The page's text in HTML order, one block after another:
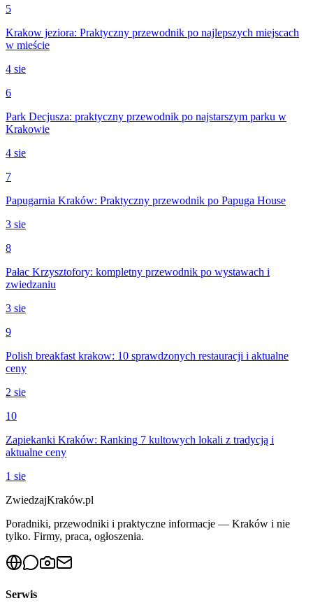
5
Krakow jeziora: Praktyczny przewodnik po najlepszych miejscach
w mieście
4 sie
6
Park Decjusza: praktyczny przewodnik po najstarszym parku w
Krakowie
4 sie
7
Papugarnia Kraków: Praktyczny przewodnik po Papuga House
3 sie
8
Pałac Krzysztofory: kompletny przewodnik po wystawach i
zwiedzaniu
3 sie
9
Polish breakfast krakow: 10 sprawdzonych restauracji i aktualne
ceny
2 sie
10
Zapiekanki Kraków: Ranking 7 kultowych lokali z tradycją i
aktualne ceny
1 sie
ZwiedzajKraków.pl
Poradniki, przewodniki i praktyczne informacje — Kraków i nie
tylko. Firmy, praca, ogłoszenia.
Serwis